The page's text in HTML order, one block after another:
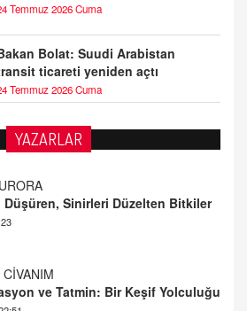
Temmuz 2026 Cuma
Bolat: Suudi Arabistan
ticareti yeniden açtı
Temmuz 2026 Cuma
YAZARLAR
ve Tatmin: Bir Keşif Yolculuğu
Tahminleri | 21 Aralık